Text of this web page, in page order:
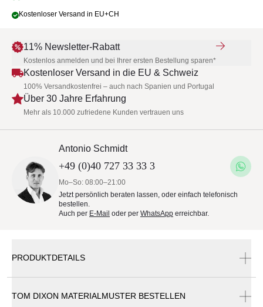
Kostenloser Versand in EU+CH
11% Newsletter-Rabatt
Kostenlos anmelden und bei Ihrer ersten Bestellung sparen*
Kostenloser Versand in die EU & Schweiz
100% Versandkostenfrei – auch nach Spanien und Portugal
Über 30 Jahre Erfahrung
Mehr als 10.000 zufriedene Kunden vertrauen uns
Antonio Schmidt
+49 (0)40 727 33 33 3
Mo–So: 08:00–21:00
Jetzt persönlich beraten lassen, oder einfach telefonisch
bestellen.
Auch per E-Mail oder per WhatsApp erreichbar.
PRODUKTDETAILS
TOM DIXON MATERIALMUSTER BESTELLEN